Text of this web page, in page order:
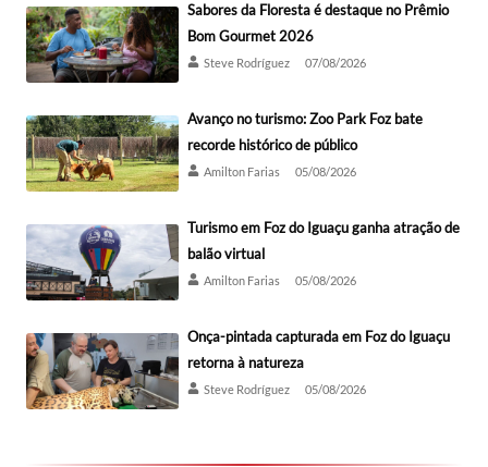
Sabores da Floresta é destaque no Prêmio
Bom Gourmet 2026
Steve Rodríguez 07/08/2026
Avanço no turismo: Zoo Park Foz bate
recorde histórico de público
Amilton Farias 05/08/2026
Turismo em Foz do Iguaçu ganha atração de
balão virtual
Amilton Farias 05/08/2026
Onça-pintada capturada em Foz do Iguaçu
retorna à natureza
Steve Rodríguez 05/08/2026